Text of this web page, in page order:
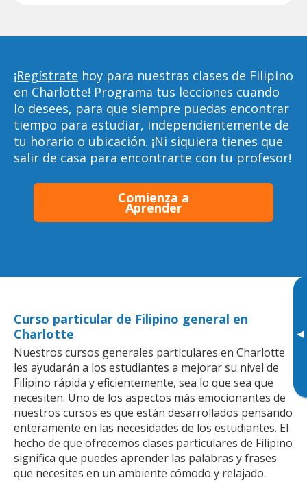
▸
¡Regístrate hoy para nuestras clases de Filipino
en Charlotte! Programa tus lecciones cuando
lo desees, para que siempre puedas encontrar
tiempo para estudiar, independientemente de
tu horario o ubicación. ¡Ni siquiera tienes que
salir de casa para encontrarte con tu profesor!
Comienza a
Aprender
Curso particular de Filipino general en
Charlotte
Nuestros cursos generales particulares en Charlotte
les ayudarán a los estudiantes a mejorar su nivel de
Filipino rápida y eficientemente, sea lo que sea que
necesiten. Uno de los aspectos más emocionantes de
nuestros cursos es que están desarrollados pensando
enteramente en las necesidades de los estudiantes. El
hecho de que ofrecemos clases particulares de Filipino
significa que puedes aprender las palabras y frases
que necesites en un ambiente cómodo y relajado.